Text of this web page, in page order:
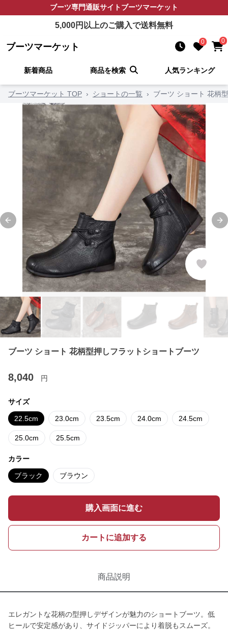
ブーツ専門通販サイトブーツマーケット
5,000円以上のご購入で送料無料
ブーツマーケット 0 0
新着商品 商品を検索 人気ランキング
ブーツマーケット TOP › ショートの一覧 › ブーツ ショート 花柄
Previous slide
ブーツ ショート 花柄型押しフラットショートブーツ
8,040 円
サイズ
22.5cm 23.0cm 23.5cm 24.0cm 24.5cm
25.0cm 25.5cm
カラー
ブラック ブラウン
購入画面に進む
カートに追加する
商品説明
エレガントな花柄の型押しデザインが魅力のショートブーツ。低
ヒールで安定感があり、サイドジッパーにより着脱もスムーズ。